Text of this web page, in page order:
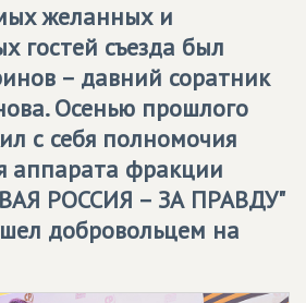
желанных и
гостей съезда был
– давний соратник
Осенью прошлого
с себя полномочия
аппарата фракции
РОССИЯ – ЗА ПРАВДУ"
добровольцем на